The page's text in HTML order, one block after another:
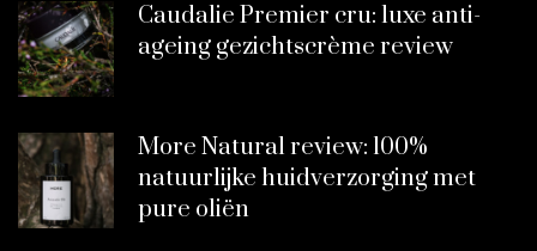
Caudalie Premier cru: luxe anti-
ageing gezichtscrème review
More Natural review: 100%
natuurlijke huidverzorging met
pure oliën